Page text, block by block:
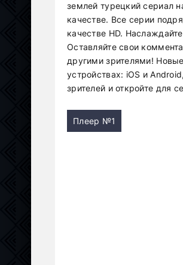
землей турецкий сериал
качестве. Все серии
качестве HD.
Оставляйте свои
другими зрителями!
устройствах: iOS и
зрителей и откройте для
Плеер №1